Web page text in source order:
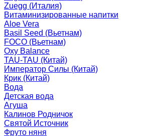
Zuegg (Италия)
Витаминизированные напитки
Aloe Vera
Basil Seed (Вьетнам)
FOCO (Вьетнам)
Oxy Balance
TAU-TAU (Китай)
Император Силы (Китай)
Крик (Китай)
Вода
Детская вода
Агуша
Калинов Родничок
Святой Источник
Фруто няня